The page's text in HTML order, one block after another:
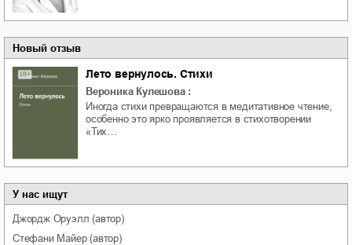
Новый отзыв
Лето вернулось. Стихи
Вероника Кулешова :
Иногда стихи превращаются в медитативное чтение,
особенно это ярко проявляется в стихотворении
«Тих…
У нас ищут
Джордж Оруэлл (автор)
Стефани Майер(автор)